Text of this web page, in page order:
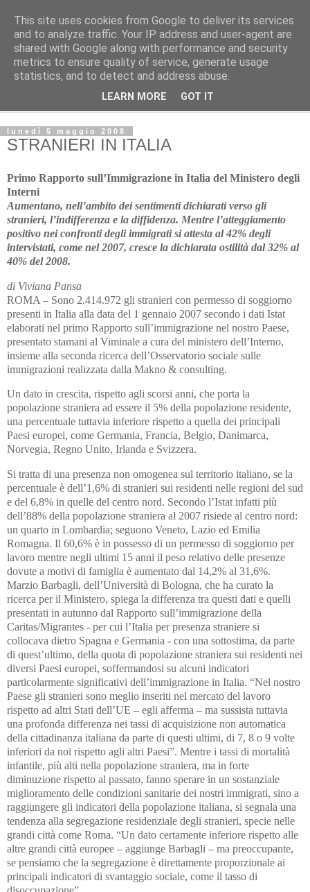
Avvenire dei lavoratori
POLITICA
lunedì 5 maggio 2008
STRANIERI IN ITALIA
Primo Rapporto sull’Immigrazione in Italia del Ministero degli
Interni
Aumentano, nell’ambito dei sentimenti dichiarati verso gli
stranieri, l’indifferenza e la diffidenza. Mentre l’atteggiamento
positivo nei confronti degli immigrati si attesta al 42% degli
intervistati, come nel 2007, cresce la dichiarata ostilità dal 32% al
40% del 2008.
di Viviana Pansa
ROMA – Sono 2.414.972 gli stranieri con permesso di soggiorno
presenti in Italia alla data del 1 gennaio 2007 secondo i dati Istat
elaborati nel primo Rapporto sull’immigrazione nel nostro Paese,
presentato stamani al Viminale a cura del ministero dell’Interno,
insieme alla seconda ricerca dell’Osservatorio sociale sulle
immigrazioni realizzata dalla Makno & consulting.
Un dato in crescita, rispetto agli scorsi anni, che porta la
popolazione straniera ad essere il 5% della popolazione residente,
una percentuale tuttavia inferiore rispetto a quella dei principali
Paesi europei, come Germania, Francia, Belgio, Danimarca,
Norvegia, Regno Unito, Irlanda e Svizzera.
Si tratta di una presenza non omogenea sul territorio italiano, se la
percentuale è dell’1,6% di stranieri sui residenti nelle regioni del sud
e del 6,8% in quelle del centro nord. Secondo l’Istat infatti più
dell’88% della popolazione straniera al 2007 risiede al centro nord:
un quarto in Lombardia; seguono Veneto, Lazio ed Emilia
Romagna. Il 60,6% è in possesso di un permesso di soggiorno per
lavoro mentre negli ultimi 15 anni il peso relativo delle presenze
dovute a motivi di famiglia è aumentato dal 14,2% al 31,6%.
Marzio Barbagli, dell’Università di Bologna, che ha curato la
ricerca per il Ministero, spiega la differenza tra questi dati e quelli
presentati in autunno dal Rapporto sull’immigrazione della
Caritas/Migrantes - per cui l’Italia per presenza straniere si
collocava dietro Spagna e Germania - con una sottostima, da parte
di quest’ultimo, della quota di popolazione straniera sui residenti nei
diversi Paesi europei, soffermandosi su alcuni indicatori
particolarmente significativi dell’immigrazione in Italia. “Nel nostro
Paese gli stranieri sono meglio inseriti nel mercato del lavoro
rispetto ad altri Stati dell’UE – egli afferma – ma sussista tuttavia
una profonda differenza nei tassi di acquisizione non automatica
della cittadinanza italiana da parte di questi ultimi, di 7, 8 o 9 volte
inferiori da noi rispetto agli altri Paesi”. Mentre i tassi di mortalità
infantile, più alti nella popolazione straniera, ma in forte
diminuzione rispetto al passato, fanno sperare in un sostanziale
miglioramento delle condizioni sanitarie dei nostri immigrati, sino a
raggiungere gli indicatori della popolazione italiana, si segnala una
tendenza alla segregazione residenziale degli stranieri, specie nelle
grandi città come Roma. “Un dato certamente inferiore rispetto alle
altre grandi città europee – aggiunge Barbagli – ma preoccupante,
se pensiamo che la segregazione è direttamente proporzionale ai
principali indicatori di svantaggio sociale, come il tasso di
This site uses cookies from Google to deliver its services
and to analyze traffic. Your IP address and user-agent are
shared with Google along with performance and security
metrics to ensure quality of service, generate usage
statistics, and to detect and address abuse.
LEARN MORE GOT IT